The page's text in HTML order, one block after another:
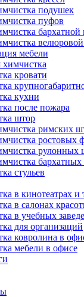
подушек
пуфов
бархатной
мебели
кровати
кухни
после пожара
штор
римских
ростовых
рулонных
стульев
в кинотеатрах и
в салонах
в учебных
для организаций
ковролина в
мебели в офисе